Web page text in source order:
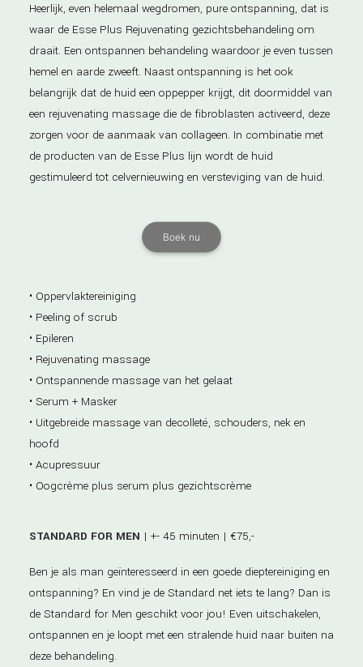
Heerlijk, even helemaal wegdromen, pure ontspanning, dat is
waar de Esse Plus Rejuvenating gezichtsbehandeling om
draait. Een ontspannen behandeling waardoor je even tussen
hemel en aarde zweeft. Naast ontspanning is het ook
belangrijk dat de huid een oppepper krijgt, dit doormiddel van
een rejuvenating massage die de fibroblasten activeerd, deze
zorgen voor de aanmaak van collageen. In combinatie met
de producten van de Esse Plus lijn wordt de huid
gestimuleerd tot celvernieuwing en versteviging van de huid.
Boek nu
• Oppervlaktereiniging
• Peeling of scrub
• Epileren
• Rejuvenating massage
• Ontspannende massage van het gelaat
• Serum + Masker
• Uitgebreide massage van decolleté, schouders, nek en
hoofd
• Acupressuur
• Oogcrème plus serum plus gezichtscrème
STANDARD FOR MEN | +- 45 minuten | €75,-
Ben je als man geïnteresseerd in een goede dieptereiniging en
ontspanning? En vind je de Standard net iets te lang? Dan is
de Standard for Men geschikt voor jou! Even uitschakelen,
ontspannen en je loopt met een stralende huid naar buiten na
deze behandeling.